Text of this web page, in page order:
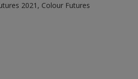
2021, Colour Futures